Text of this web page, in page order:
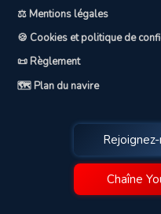
⚖️ Mentions légales
🍪 Cookies et politique de
📜 Règlement
🗺️ Plan du navire
Chaîne